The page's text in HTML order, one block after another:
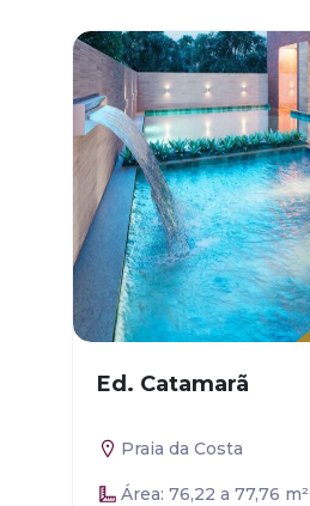
Ed. Catamarã
Praia da Costa
Área: 76,22 a 77,76 m²